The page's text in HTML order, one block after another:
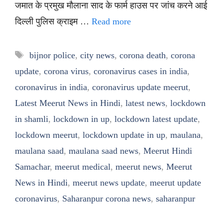
जमात के प्रमुख मौलाना साद के फार्म हाउस पर जांच करने आई
दिल्ली पुलिस क्राइम … Read more
Tags
bijnor police, city news, corona death, corona
update, corona virus, coronavirus cases in india,
coronavirus in india, coronavirus update meerut,
Latest Meerut News in Hindi, latest news, lockdown
in shamli, lockdown in up, lockdown latest update,
lockdown meerut, lockdown update in up, maulana,
maulana saad, maulana saad news, Meerut Hindi
Samachar, meerut medical, meerut news, Meerut
News in Hindi, meerut news update, meerut update
coronavirus, Saharanpur corona news, saharanpur